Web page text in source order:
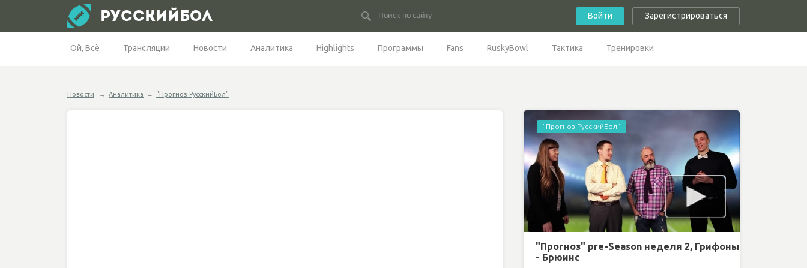
РУССКИЙБОЛ Войти Зарегистрироваться
Ой, Всё Трансляции Новости Аналитика Highlights Программы Fans RuskyBowl Тактика Тренировки
Новости → Аналитика → "Прогноз РусскийБол"
"Прогноз РусскийБол"
"Прогноз" pre-Season неделя 2, Грифоны
- Брюинс